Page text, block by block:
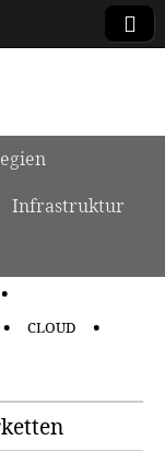
Infrastruktur
CLOUD